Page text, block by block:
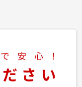
安心！
さい